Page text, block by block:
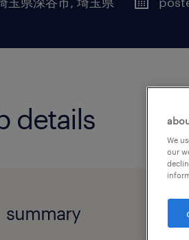
details
summary
We
our